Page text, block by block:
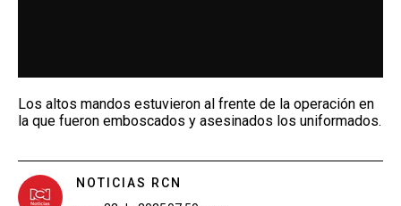
Los altos mandos estuvieron al frente de la operación en
la que fueron emboscados y asesinados los uniformados.
NOTICIAS RCN